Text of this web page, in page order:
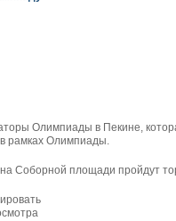
Олимпиады в Пекине,
рамках Олимпиады.
Соборной площади пройдут